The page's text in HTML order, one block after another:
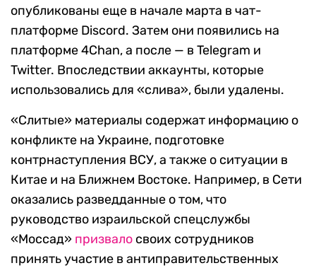
опубликованы еще в начале марта в чат-
платформе Discord. Затем они появились на
платформе 4Chan, а после — в Telegram и
Twitter. Впоследствии аккаунты, которые
использовались для «слива», были удалены.
«Слитые» материалы содержат информацию о
конфликте на Украине, подготовке
контрнаступления ВСУ, а также о ситуации в
Китае и на Ближнем Востоке. Например, в Сети
оказались разведданные о том, что
руководство израильской спецслужбы
«Моссад» призвало своих сотрудников
принять участие в антиправительственных